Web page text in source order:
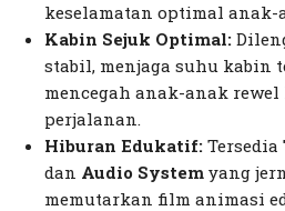
keselamatan optimal
Kabin Sejuk Optimal:
stabil, menjaga suhu kabin
mencegah anak-anak
perjalanan.
Hiburan Edukatif: Tersedia
dan Audio System yang
memutarkan film animasi